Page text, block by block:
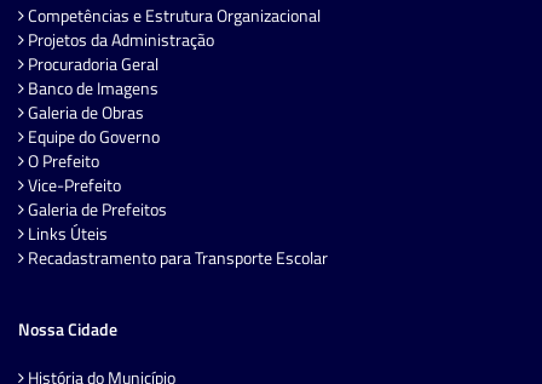
Competências e Estrutura Organizacional
Projetos da Administração
Procuradoria Geral
Banco de Imagens
Galeria de Obras
Equipe do Governo
O Prefeito
Vice-Prefeito
Galeria de Prefeitos
Links Úteis
Recadastramento para Transporte Escolar
Nossa Cidade
História do Município